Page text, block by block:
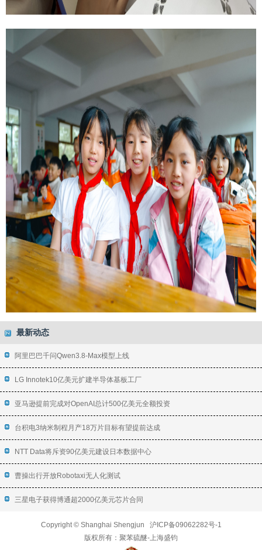
最新动态
阿里巴巴千问Qwen3.8-Max模型上线
LG Innotek10亿美元扩建半导体基板工厂
亚马逊提前完成对OpenAI总计500亿美元全额投资
台积电3纳米制程月产18万片目标有望提前达成
NTT Data将斥资90亿美元建设日本数据中心
曹操出行开放Robotaxi无人化测试
三星电子获得博通超2000亿美元芯片合同
Copyright © Shanghai Shengjun 沪ICP备09062282号-1
版权所有： 聚苯硫醚-上海盛钧